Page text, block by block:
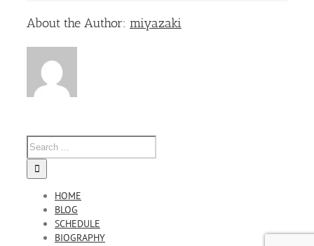
Facebook
Twitter
Linkedin
Reddit
Tumblr
Google+
Pinterest
Vk
Email
About the Author: miyazaki
HOME
BLOG
SCHEDULE
BIOGRAPHY